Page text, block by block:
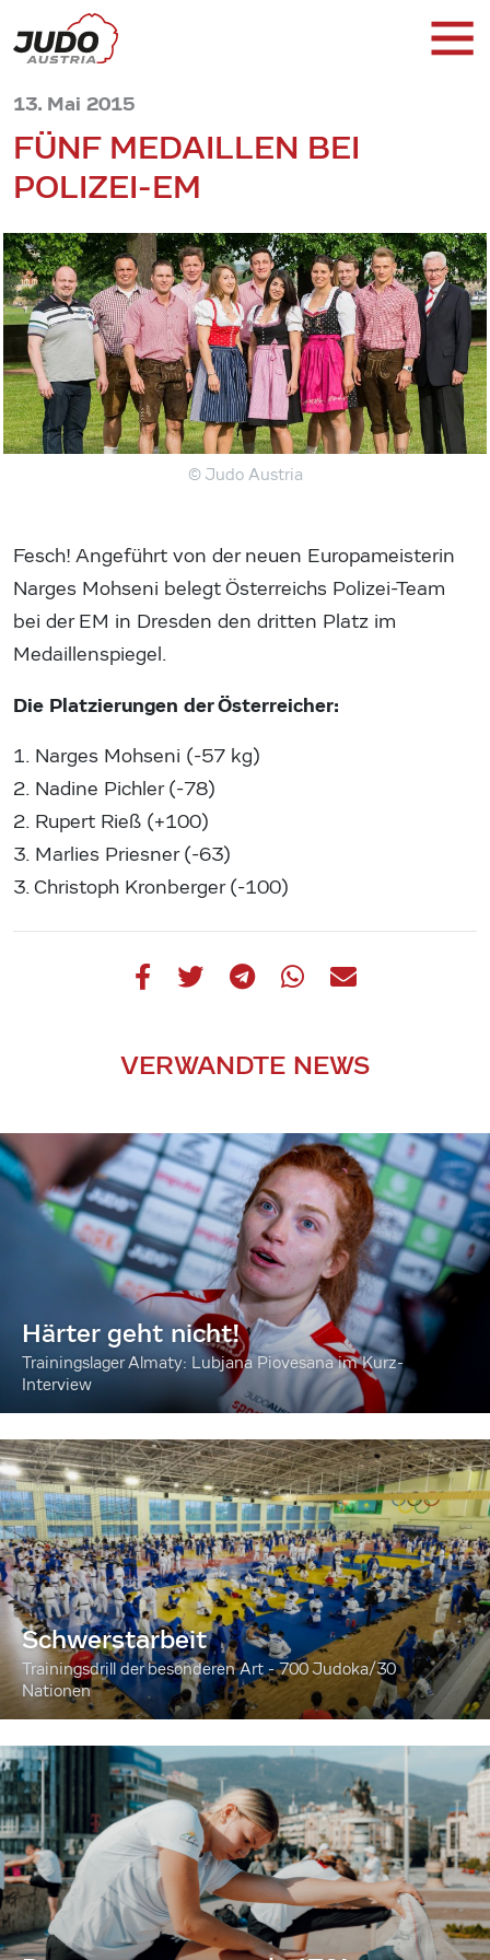
13. Mai 2015
FÜNF MEDAILLEN BEI
POLIZEI-EM
© Judo Austria
Fesch! Angeführt von der neuen Europameisterin
Narges Mohseni belegt Österreichs Polizei-Team
bei der EM in Dresden den dritten Platz im
Medaillenspiegel.
Die Platzierungen der Österreicher:
1. Narges Mohseni (-57 kg)
2. Nadine Pichler (-78)
2. Rupert Rieß (+100)
3. Marlies Priesner (-63)
3. Christoph Kronberger (-100)
VERWANDTE NEWS
Härter geht nicht!
Trainingslager Almaty: Lubjana Piovesana im Kurz-
Interview
Schwerstarbeit
Trainingsdrill der besonderen Art - 700 Judoka/30
Nationen